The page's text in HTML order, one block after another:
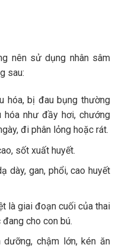
nên sử dụng nhân sâm
sau:
hóa, bị đau bụng thường
hóa như đầy hơi, chướng
đi phân lỏng hoặc rát.
sốt xuất huyết.
dày, gan, phổi, cao huyết
là giai đoạn cuối của thai
cho con bú.
chậm lớn, kén ăn